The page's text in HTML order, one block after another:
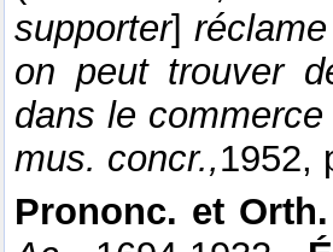
supporter]
on peut trouver
dans le commerce
mus. concr.,1952,
Prononc. et